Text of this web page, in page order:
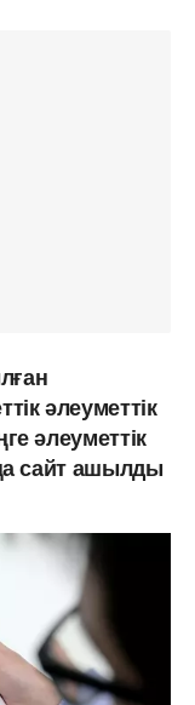
әлеуметтік
әлеуметтік
сайт ашылды